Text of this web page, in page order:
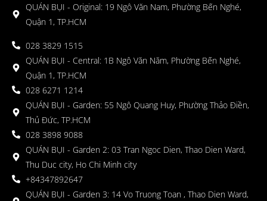
QUÁN BỤI - Original: 19 Ngô Văn Nam, Phường Bến Nghé,
Quận 1, TP.HCM
028 3829 1515
QUÁN BỤI - Central: 1B Ngô Văn Năm, Phường Bến Nghé,
Quận 1, TP.HCM
028 6271 1214
QUÁN BỤI - Garden: 55 Ngô Quang Huy, Phường Thảo Điền,
Thủ Đức, TP.HCM
028 3898 9088
QUÁN BỤI - Garden 2: 03 Tran Ngoc Dien, Thao Dien Ward,
Thu Duc city, Ho Chi Minh city
+84347892647
QUÁN BỤI - Garden 3: 14 Vo Truong Toan , Thao Dien Ward,